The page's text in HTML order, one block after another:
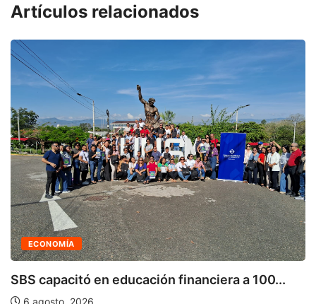
Artículos relacionados
a 100...
AGENDA AMBIENTAL
No hace falta una bala:
5 agosto, 2026